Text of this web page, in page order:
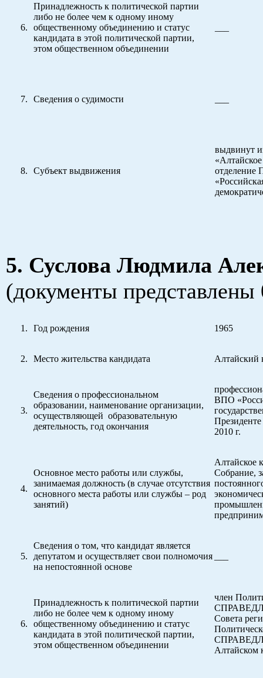
Принадлежность к политической партии
либо не более чем к одному иному
общественному объединению и статус
кандидата в этой политической партии,
этом общественном объединении
Сведения о судимости
Субъект выдвижения
выдвинут
отделение
5. Суслова Людмила
(документы
Год рождения 1965
Место жительства кандидата Алтайский
Сведения о профессиональном
образовании, наименование организации,
осуществляющей образовательную
деятельность, год окончания
ВПО
2010 г.
Основное место работы или службы,
занимаемая должность (в случае отсутствия
основного места работы или службы – род
занятий)
Алтайское
Собрание,
Сведения о том, что кандидат является
депутатом и осуществляет свои полномочия
на непостоянной основе
Принадлежность к политической партии
либо не более чем к одному иному
общественному объединению и статус
кандидата в этой политической партии,
этом общественном объединении
член
Совета
Алтайском